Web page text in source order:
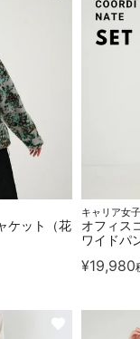
ケット（花
キャリア女
オフィス
ワイドパ
¥19,980